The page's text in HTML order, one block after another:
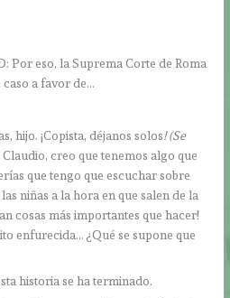
Por eso, la Suprema Corte de Roma
caso a favor de…
hijo. ¡Copista, déjanos solos! (Se
Claudio, creo que tenemos algo que
que tengo que escuchar sobre
niñas a la hora en que salen de la
cosas más importantes que hacer!
enfurecida… ¿Qué se supone que
historia se ha terminado.